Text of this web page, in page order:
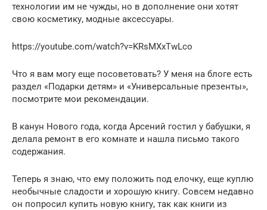
технологии им не чужды, но в дополнение они хотят
свою косметику, модные аксессуары.
https://youtube.com/watch?v=KRsMXxTwLco
Что я вам могу еще посоветовать? У меня на блоге есть
раздел «Подарки детям» и «Универсальные презенты»,
посмотрите мои рекомендации.
В канун Нового года, когда Арсений гостил у бабушки, я
делала ремонт в его комнате и нашла письмо такого
содержания.
Теперь я знаю, что ему положить под елочку, еще куплю
необычные сладости и хорошую книгу. Совсем недавно
он попросил купить новую книгу, так как книги из